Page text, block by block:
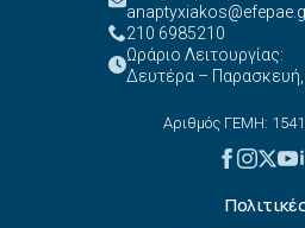
210 6985210
Ωράριο Λειτουργίας:
Δευτέρα – Παρασκευή,
Αριθμός ΓΕΜΗ: